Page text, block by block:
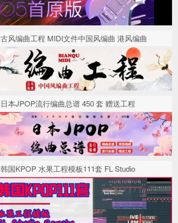
古风编曲工程 MIDI文件中国风编曲 港风编曲
日本JPOP流行编曲总谱 450 套 赠送工程
韩国KPOP 水果工程模板111套 FL Studio